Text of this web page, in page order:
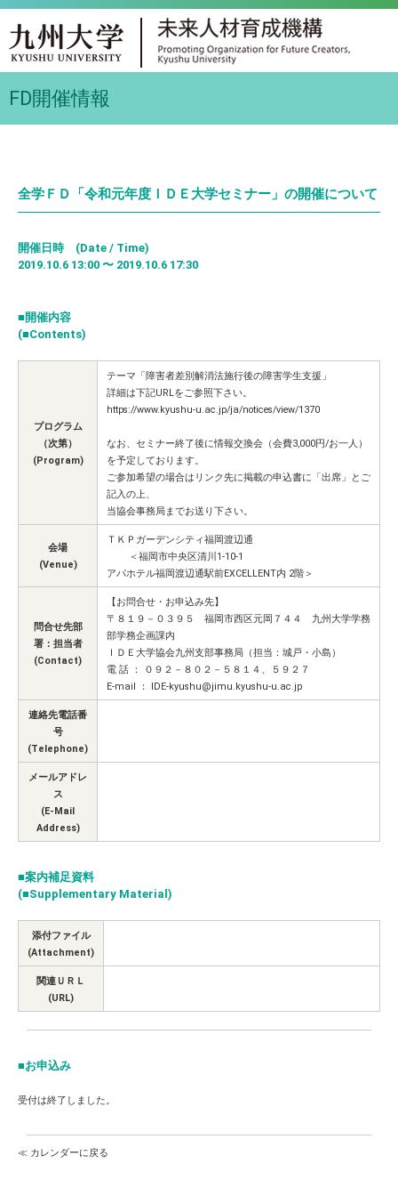
FD開催情報
全学ＦＤ「令和元年度ＩＤＥ大学セミナー」の開催について
開催日時 (Date / Time)
2019.10.6 13:00 〜 2019.10.6 17:30
■開催内容
(■Contents)
プログラム
（次第）
(Program)
テーマ「障害者差別解消法施行後の障害学生支援」
詳細は下記URLをご参照下さい。
https://www.kyushu-u.ac.jp/ja/notices/view/1370
なお、セミナー終了後に情報交換会（会費3,000円/お一人）
を予定しております。
ご参加希望の場合はリンク先に掲載の申込書に「出席」とご
記入の上、
当協会事務局までお送り下さい。
会場
(Venue)
ＴＫＰガーデンシティ福岡渡辺通
＜福岡市中央区清川1-10-1
アパホテル福岡渡辺通駅前EXCELLENT内 2階＞
問合せ先部
署：担当者
(Contact)
【お問合せ・お申込み先】
〒８１９－０３９５ 福岡市西区元岡７４４ 九州大学学務
部学務企画課内
ＩＤＥ大学協会九州支部事務局（担当：城戸・小島）
電 話 ： ０９２－８０２－５８１４、５９２７
E-mail ： IDE-kyushu@jimu.kyushu-u.ac.jp
連絡先電話番
号
(Telephone)
メールアドレ
ス
(E-Mail
Address)
■案内補足資料
(■Supplementary Material)
添付ファイル
(Attachment)
関連ＵＲＬ
(URL)
■お申込み
受付は終了しました。
≪ カレンダーに戻る